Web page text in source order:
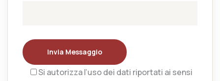
Invia Messaggio
Si autorizza l’uso dei dati riportati ai sensi